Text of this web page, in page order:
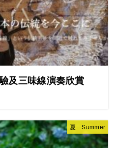
及三味線演奏欣賞
夏 Summer